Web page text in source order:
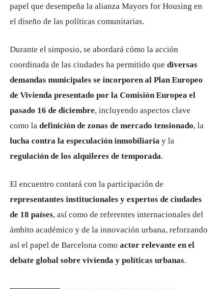
papel que desempeña la alianza Mayors for Housing en
el diseño de las políticas comunitarias.
Durante el simposio, se abordará cómo la acción
coordinada de las ciudades ha permitido que diversas
demandas municipales se incorporen al Plan Europeo
de Vivienda presentado por la Comisión Europea el
pasado 16 de diciembre, incluyendo aspectos clave
como la definición de zonas de mercado tensionado, la
lucha contra la especulación inmobiliaria y la
regulación de los alquileres de temporada.
El encuentro contará con la participación de
representantes institucionales y expertos de ciudades
de 18 países, así como de referentes internacionales del
ámbito académico y de la innovación urbana, reforzando
así el papel de Barcelona como actor relevante en el
debate global sobre vivienda y políticas urbanas.